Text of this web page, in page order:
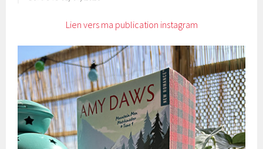
Lien vers ma publication instagram